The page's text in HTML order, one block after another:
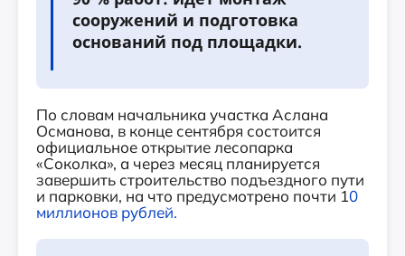
сооружений и подготовка
оснований под площадки.
По словам начальника участка Аслана
Османова, в конце сентября состоится
официальное открытие лесопарка
«Соколка», а через месяц планируется
завершить строительство подъездного пути
и парковки, на что предусмотрено почти 10
миллионов рублей.